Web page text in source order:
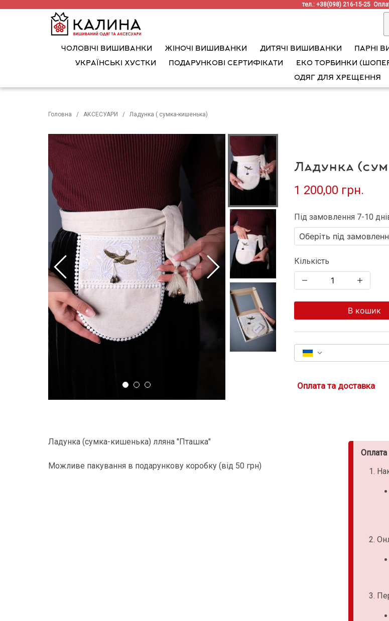
тел.: +38(098) 216-15-25
ЧОЛОВІЧІ ВИШИВАНКИ ЖІНОЧІ ВИШИВАНКИ ДИТЯЧІ ВИШИВАНКИ ПАРНІ
УКРАЇНСЬКІ ХУСТКИ
ПОДАРУНКОВІ СЕРТИФІКАТИ ЕКО ТОРБИНКИ
ОДЯГ ДЛЯ ХРЕЩЕННЯ
Головна АКСЕСУАРИ Ладунка ( сумка-кишенька)
Ладунка
1 200,00 грн.
Під замовлення 7-10
Кількість
В кошик
Оплата та доставка
Ладунка (сумка-кишенька) лляна "Пташка"
Можливе пакування в подарункову коробку (від 50 грн)
Оплата